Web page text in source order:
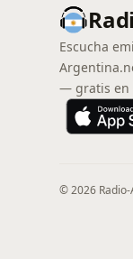
Escucha
— gratis en
© 2026